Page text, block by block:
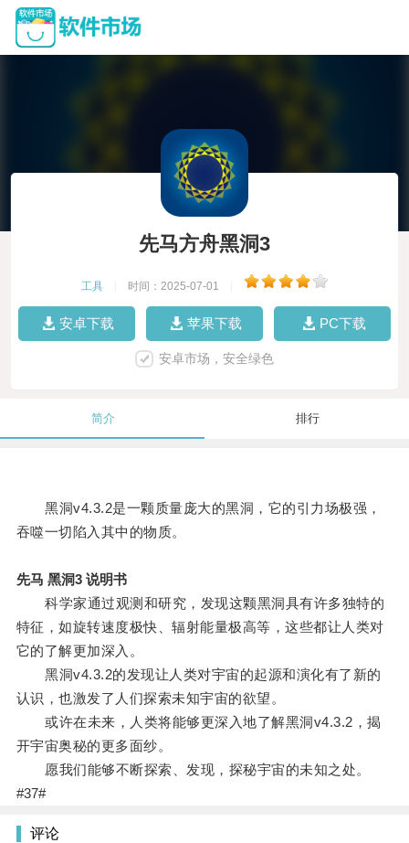
先马方舟黑洞3
工具 时间：2025-07-01
安卓下载 苹果下载 PC下载
安卓市场，安全绿色
简介 排行
黑洞v4.3.2是一颗质量庞大的黑洞，它的引力场极强，
吞噬一切陷入其中的物质。
先马 黑洞3 说明书
科学家通过观测和研究，发现这颗黑洞具有许多独特的
特征，如旋转速度极快、辐射能量极高等，这些都让人类对
它的了解更加深入。
黑洞v4.3.2的发现让人类对宇宙的起源和演化有了新的
认识，也激发了人们探索未知宇宙的欲望。
或许在未来，人类将能够更深入地了解黑洞v4.3.2，揭
开宇宙奥秘的更多面纱。
愿我们能够不断探索、发现，探秘宇宙的未知之处。
#37#
评论